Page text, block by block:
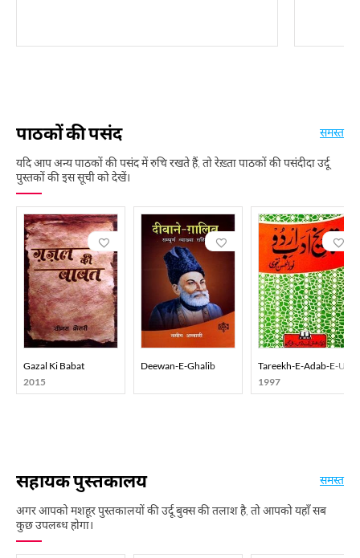
पाठकों की पसंद
यदि आप अन्य पाठकों की पसंद में रुचि रखते हैं, तो रेख़्ता पाठकों की पसंदीदा उर्दू
पुस्तकों की इस सूची को देखें।
समस्त
Gazal Ki Babat
2015
Deewan-E-Ghalib
Tareekh-E-Adab-E-Urdu
1997
सहायक पुस्तकालय
अगर आपको मशहूर पुस्तकालयों की उर्दू बुक्स की तलाश है, तो आपको यहाँ सब
कुछ उपलब्ध होगा।
समस्त